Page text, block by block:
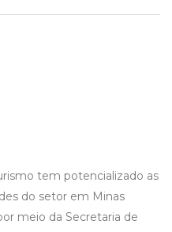
tem potencializado as
do setor em Minas
meio da Secretaria de